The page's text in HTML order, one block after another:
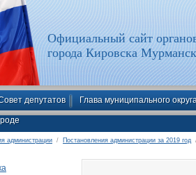
Официальный сайт
города Кировска
депутатов Глава муниципального
администрации / Постановления администрации за 2019 год